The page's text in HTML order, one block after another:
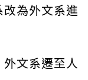
為外文系進
文系遷至人